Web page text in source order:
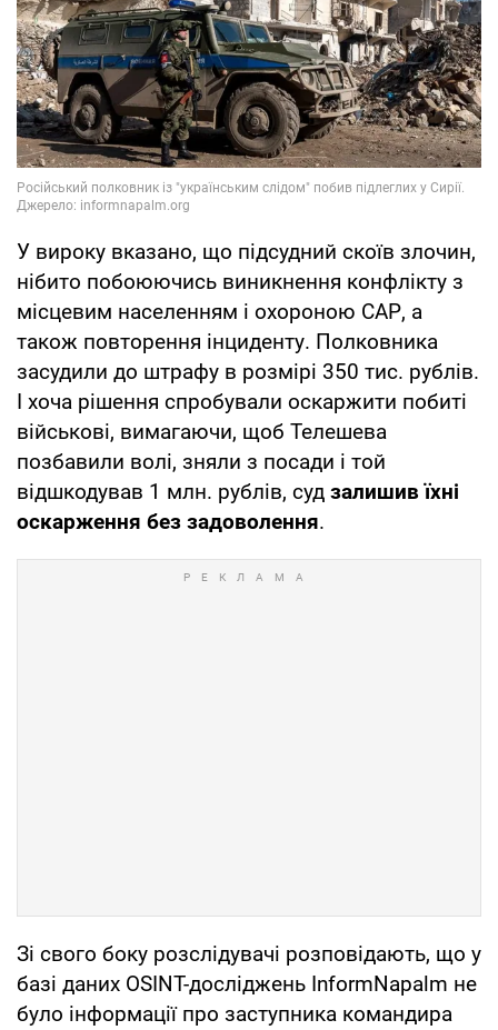
У вироку вказано, що підсудний скоїв злочин,
нібито побоюючись виникнення конфлікту з
місцевим населенням і охороною САР, а
також повторення інциденту. Полковника
засудили до штрафу в розмірі 350 тис. рублів.
І хоча рішення спробували оскаржити побиті
військові, вимагаючи, щоб Телешева
позбавили волі, зняли з посади і той
відшкодував 1 млн. рублів, суд залишив їхні
оскарження без задоволення.
Зі свого боку розслідувачі розповідають, що у
базі даних OSINT-досліджень InformNapalm не
було інформації про заступника командира